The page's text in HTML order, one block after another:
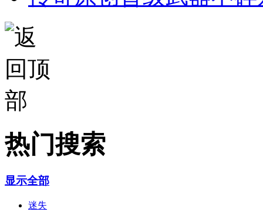
热门搜索
显示全部
迷失